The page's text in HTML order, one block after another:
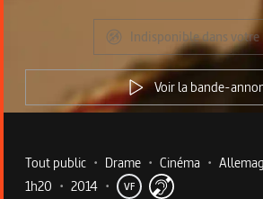
Indisponible dans
Voir la bande-
Metadata du programme
Tout public • Drame • Cinéma •
1h20 • 2014 • VF